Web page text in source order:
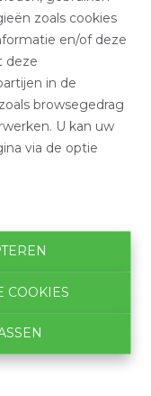
zoals cookies
en/of deze
deze
in de
browsegedrag
U kan uw
via de optie
COOKIES